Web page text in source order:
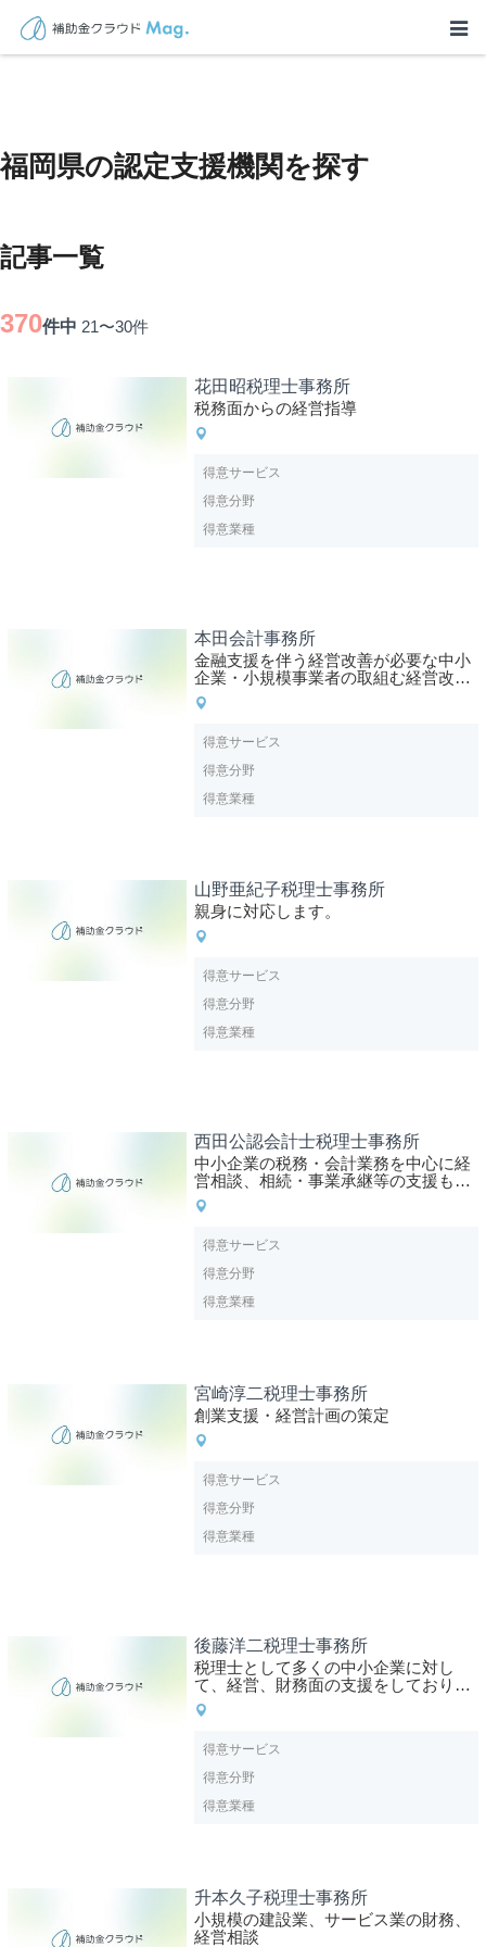
TOP > 士業を探す> 福岡県に関連する記事
福岡県の認定支援機関を探す
記事一覧
370件中 21〜30件
花田昭税理士事務所
税務面からの経営指導
得意サービス
得意分野
得意業種
本田会計事務所
金融支援を伴う経営改善が必要な中小
企業・小規模事業者の取組む経営改善
計画策定など
得意サービス
得意分野
得意業種
山野亜紀子税理士事務所
親身に対応します。
得意サービス
得意分野
得意業種
西田公認会計士税理士事務所
中小企業の税務・会計業務を中心に経
営相談、相続・事業承継等の支援も行
っております。
得意サービス
得意分野
得意業種
宮崎淳二税理士事務所
創業支援・経営計画の策定
得意サービス
得意分野
得意業種
後藤洋二税理士事務所
税理士として多くの中小企業に対し
て、経営、財務面の支援をしており、
業績改善や財務改善に成功している。
得意サービス
得意分野
得意業種
升本久子税理士事務所
小規模の建設業、サービス業の財務、
経営相談